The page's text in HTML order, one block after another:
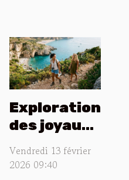
Exploration
des joyaux
près des
Vendredi 13 février
2026 09:40